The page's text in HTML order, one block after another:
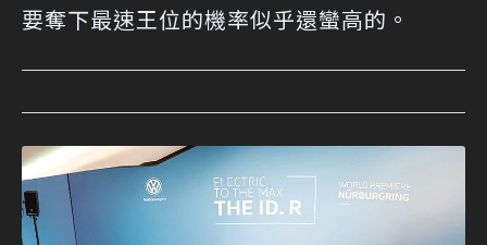
要奪下最速王位的機率似乎還蠻高的。